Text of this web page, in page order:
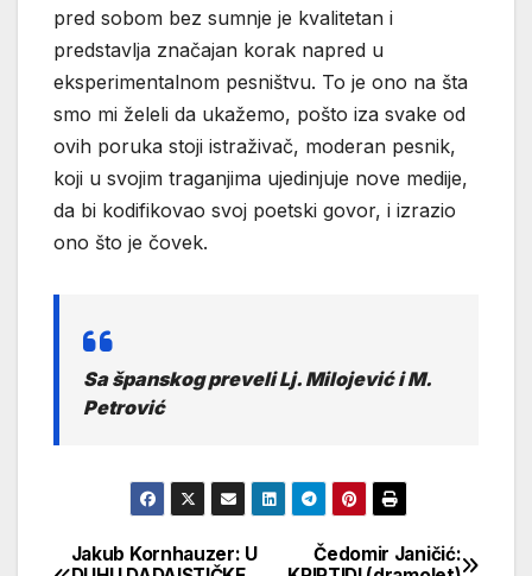
pred sobom bez sumnje je kvalitetan i
predstavlja značajan korak napred u
eksperimentalnom pesništvu. To je ono na šta
smo mi želeli da ukažemo, pošto iza svake od
ovih poruka stoji istraživač, moderan pesnik,
koji u svojim traganjima ujedinjuje nove medije,
da bi kodifikovao svoj poetski govor, i izrazio
ono što je čovek.
Sa španskog preveli Lj. Milojević i M.
Petrović
Čedomir Janičić:
Jakub Kornhauzer: U